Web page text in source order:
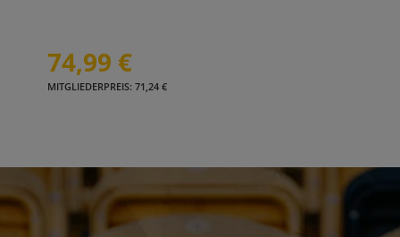
74,99 €
MITGLIEDERPREIS: 71,24 €